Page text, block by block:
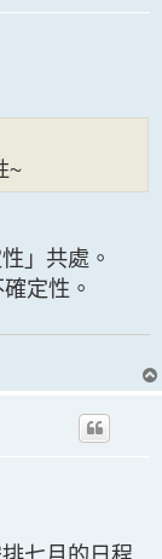
~
」共處。
定性。